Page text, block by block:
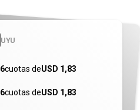
UYU
6cuotas deUSD 1,83
6cuotas deUSD 1,83